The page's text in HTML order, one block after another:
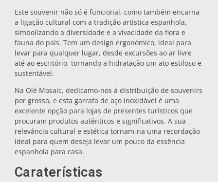
Copos de shot
Lembranças por cidade
Lembranças de Espanha
Lembranças de Portugal
Este souvenir não só é funcional, como também encarna
a ligação cultural com a tradição artística espanhola,
simbolizando a diversidade e a vivacidade da flora e
fauna do país. Tem um design ergonómico, ideal para
levar para qualquer lugar, desde excursões ao ar livre
até ao escritório, tornando a hidratação um ato estiloso e
sustentável.
Na Olé Mosaic, dedicamo-nos à distribuição de souvenirs
por grosso, e esta garrafa de aço inoxidável é uma
excelente opção para lojas de presentes turísticos que
procuram produtos autênticos e significativos. A sua
relevância cultural e estética tornam-na uma recordação
ideal para quem deseja levar um pouco da essência
espanhola para casa.
Caraterísticas